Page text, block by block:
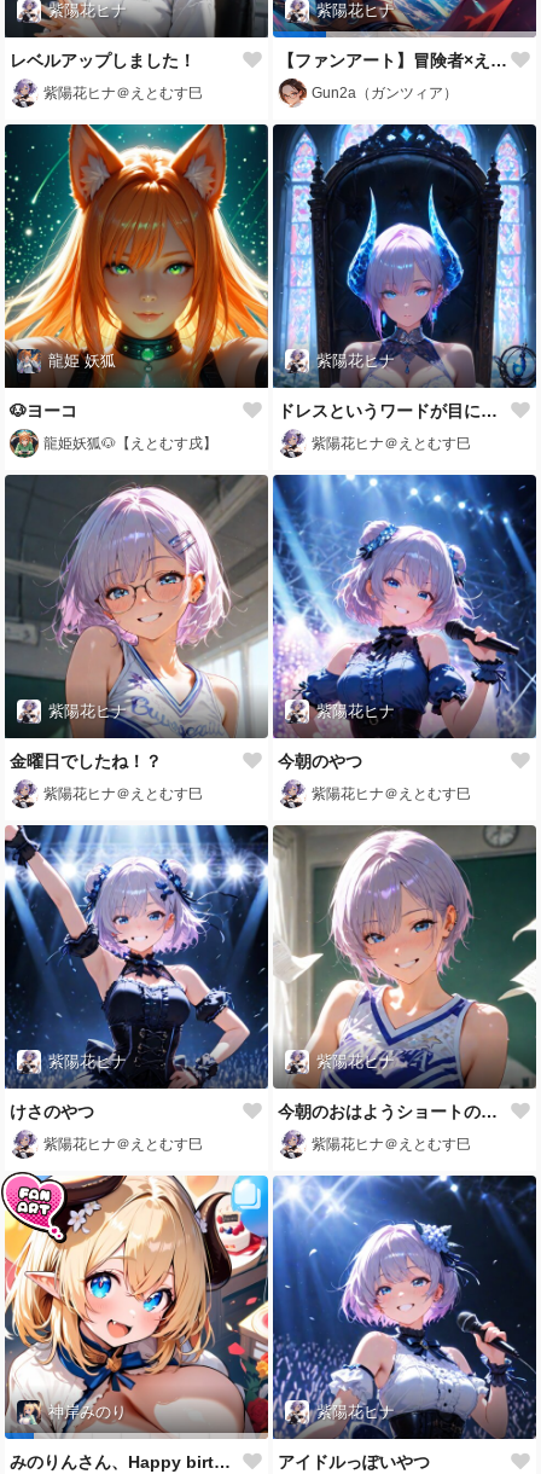
紫陽花ヒナ
レベルアップしました！
紫陽花ヒナ＠えとむす巳
紫陽花ヒナ
【ファンアート】冒険者×えとむす巳・紫陽花ヒナさん
Gun2a（ガンツィア）
龍姫 妖狐
🐶ヨーコ
龍姫妖狐🐶【えとむす戌】
紫陽花ヒナ
ドレスというワードが目についたので
紫陽花ヒナ＠えとむす巳
紫陽花ヒナ
金曜日でしたね！？
紫陽花ヒナ＠えとむす巳
紫陽花ヒナ
今朝のやつ
紫陽花ヒナ＠えとむす巳
紫陽花ヒナ
けさのやつ
紫陽花ヒナ＠えとむす巳
紫陽花ヒナ
今朝のおはようショートのやつ
紫陽花ヒナ＠えとむす巳
神岸みのり
みのりんさん、Happy birthday！！🎂🥳🎉
紫陽花ヒナ
アイドルっぽいやつ